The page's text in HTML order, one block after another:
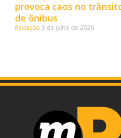
provoca caos no
de ônibus
Redação 3 de julho de 2026